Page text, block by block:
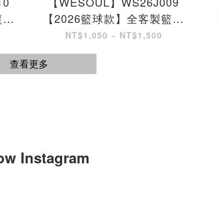
【2026籃球款】全客製籃球
服
NT$1,050 ~ NT$1,500
查看更多
Instagram